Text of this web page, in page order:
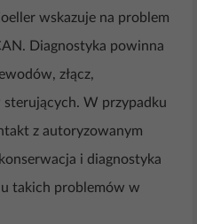
wskazuje na problem
Diagnostyka powinna
złącz,
W przypadku
z autoryzowanym
i diagnostyka
takich problemów w